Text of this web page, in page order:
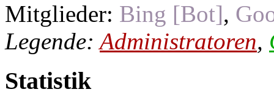
Mitglieder: Bing [Bot],
Legende:Administratoren,
Statistik